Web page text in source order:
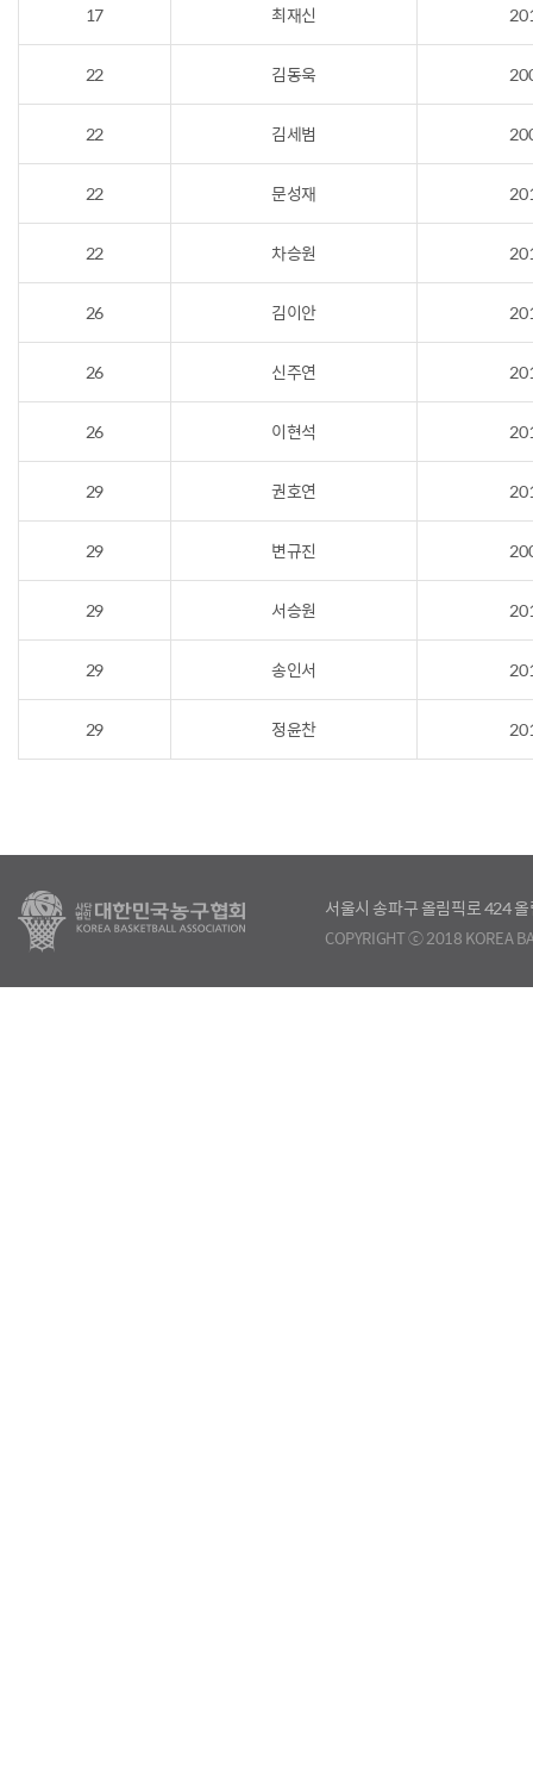
17 최재신
22 김동욱
22 김세범
22 문성재
22 차승원
26 김이안
26 신주연
26 이현석
29 권호연
29 변규진
29 서승원
29 송인서
29 정윤찬
서울시 송파구 올림픽로 424
COPYRIGHT ⓒ 2018 KOREA